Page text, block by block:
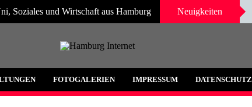
Soziales und Wirtschaft aus Hamburg Neuigkeiten
Umgebung
FOTOGALERIEN IMPRESSUM DATENSCHUTZ